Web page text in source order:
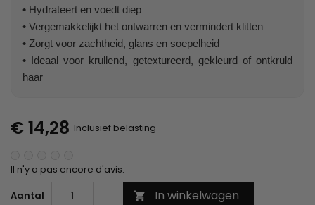
• Hydrateert en voedt diep
• Vergemakkelijkt het ontwarren en vermindert klitten
• Zorgt voor zachtheid, glans en soepelheid
• Ideaal voor krullend, getextureerd, gekleurd of ontkruld
haar
€ 14,28 Inclusief belasting
Il n'y a pas encore d'avis.
Aantal
 In winkelwagen